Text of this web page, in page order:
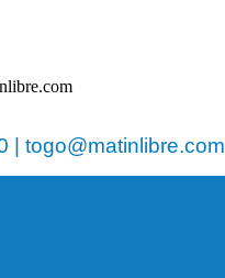
| togo@matinlibre.com